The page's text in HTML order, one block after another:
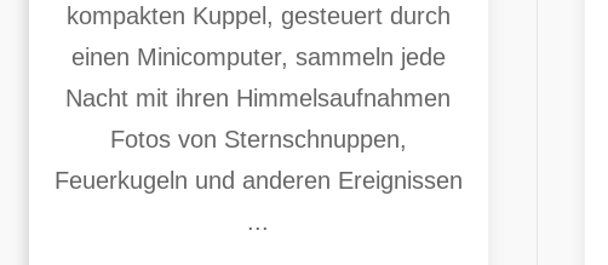
kompakten Kuppel, gesteuert durch
einen Minicomputer, sammeln jede
Nacht mit ihren Himmelsaufnahmen
Fotos von Sternschnuppen,
Feuerkugeln und anderen Ereignissen
...